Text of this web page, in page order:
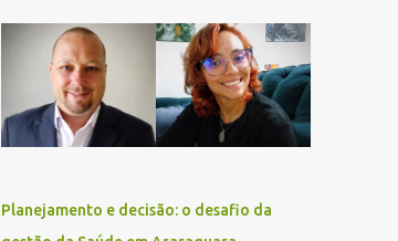
Araraquara. De acordo com informações da
Artesp, a concessionária foi acionada por
meio do telefone 0800 após relatos de que
havia um condutor inconsciente dentro de
um caminhão. Equipes de resgate foram
encontraram a vítima em parada
cardiorrespiratória. Os socorristas iniciaram
Planejamento e decisão: o desafio da